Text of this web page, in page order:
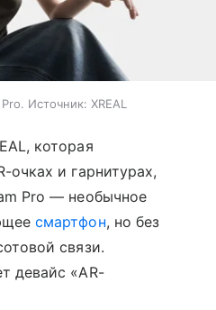
Источник: XREAL
которая
очках и гарнитурах,
Pro — необычное
смартфон, но без
связи.
девайс «AR-